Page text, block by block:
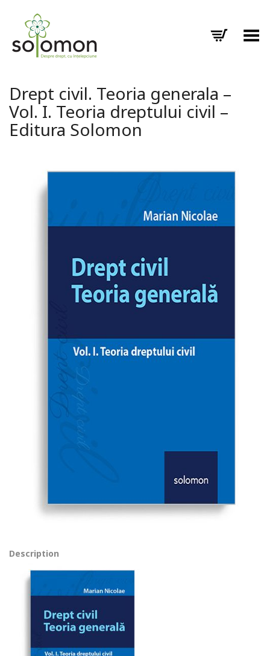
Toggle Menu
Drept civil. Teoria generala –
Vol. I. Teoria dreptului civil –
Editura Solomon
Description